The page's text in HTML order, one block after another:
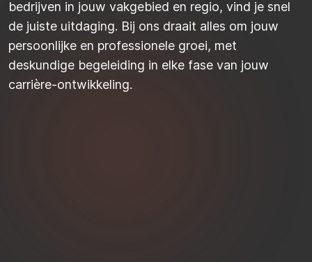
bedrijven in jouw vakgebied en regio, vind je snel
de juiste uitdaging. Bij ons draait alles om jouw
persoonlijke en professionele groei, met
deskundige begeleiding in elke fase van jouw
carrière-ontwikkeling.